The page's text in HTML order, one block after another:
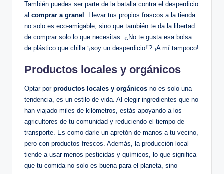
También puedes ser parte de la batalla contra el desperdicio
al comprar a granel . Llevar tus propios frascos a la tienda
no solo es eco-amigable, sino que también te da la libertad
de comprar solo lo que necesitas. ¿No te gusta esa bolsa
de plástico que chilla ‘¡soy un desperdicio!’? ¡A mí tampoco!
Productos locales y orgánicos
Optar por productos locales y orgánicos no es solo una
tendencia, es un estilo de vida. Al elegir ingredientes que no
han viajado miles de kilómetros, estás apoyando a los
agricultores de tu comunidad y reduciendo el tiempo de
transporte. Es como darle un apretón de manos a tu vecino,
pero con productos frescos. Además, la producción local
tiende a usar menos pesticidas y químicos, lo que significa
que tu comida no solo es buena para el planeta, sino